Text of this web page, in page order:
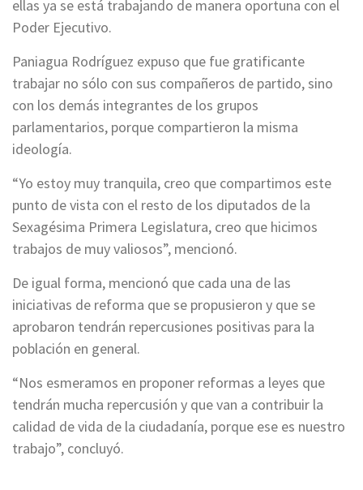
ellas ya se está trabajando de manera oportuna con el
Poder Ejecutivo.
Paniagua Rodríguez expuso que fue gratificante
trabajar no sólo con sus compañeros de partido, sino
con los demás integrantes de los grupos
parlamentarios, porque compartieron la misma
ideología.
“Yo estoy muy tranquila, creo que compartimos este
punto de vista con el resto de los diputados de la
Sexagésima Primera Legislatura, creo que hicimos
trabajos de muy valiosos”, mencionó.
De igual forma, mencionó que cada una de las
iniciativas de reforma que se propusieron y que se
aprobaron tendrán repercusiones positivas para la
población en general.
“Nos esmeramos en proponer reformas a leyes que
tendrán mucha repercusión y que van a contribuir la
calidad de vida de la ciudadanía, porque ese es nuestro
trabajo”, concluyó.